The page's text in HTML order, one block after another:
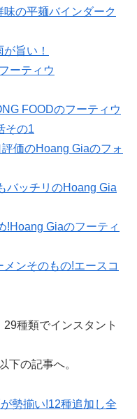
の平麺バインダーク
旨い！
ーティウ
FOODのフーティウ
その1
価のHoang Giaのフォ
バッチリのHoang Gia
!Hoang Giaのフーティ
ンそのもの!エースコ
種類でインスタント
下の記事へ。
勢揃い!12種追加し全